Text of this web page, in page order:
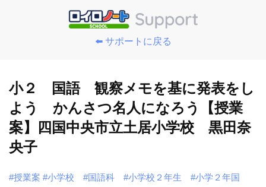
⬅️ サポートに戻る
小２ 国語 観察メモを基に発表をし
よう かんさつ名人になろう【授業
案】四国中央市立土居小学校 黒田奈
央子
#授業案 #小学校 #国語科 #小学校２年生
#小学２年国